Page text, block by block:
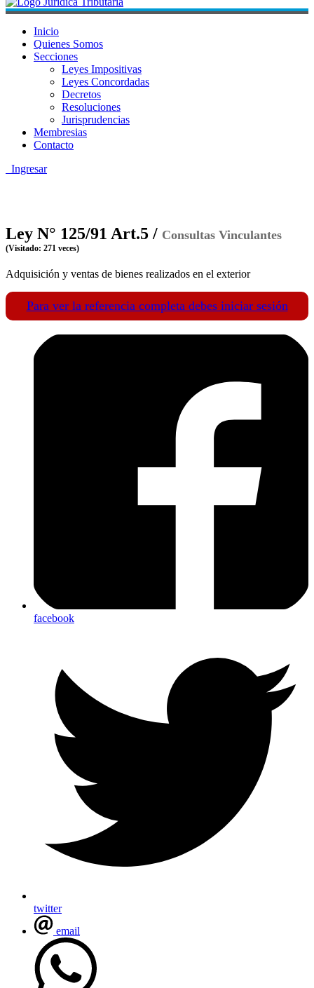
Inicio
Quienes Somos
Secciones
Leyes Impositivas
Leyes Concordadas
Decretos
Resoluciones
Jurisprudencias
Membresias
Contacto
Ingresar
Ley N° 125/91 Art.5 / Consultas Vinculantes
(Visitado: 271 veces)
Adquisición y ventas de bienes realizados en el exterior
Para ver la referencia completa debes iniciar sesión
facebook
twitter
email